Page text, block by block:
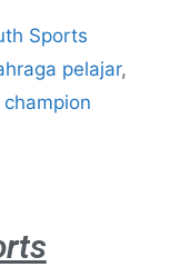
Sports
pelajar,